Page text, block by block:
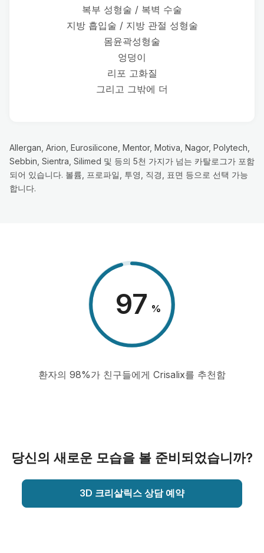
복부 성형술 / 복벽 수술
지방 흡입술 / 지방 관절 성형술
몸윤곽성형술
엉덩이
리포 고화질
그리고 그밖에 더
Allergan, Arion, Eurosilicone, Mentor, Motiva, Nagor, Polytech,
Sebbin, Sientra, Silimed 및 등의 5천 가지가 넘는 카탈로그가 포함
되어 있습니다. 볼륨, 프로파일, 투영, 직경, 표면 등으로 선택 가능
합니다.
98 %
환자의 98%가 친구들에게 Crisalix를 추천함
당신의 새로운 모습을 볼 준비되었습니까?
3D 크리살릭스 상담 예약